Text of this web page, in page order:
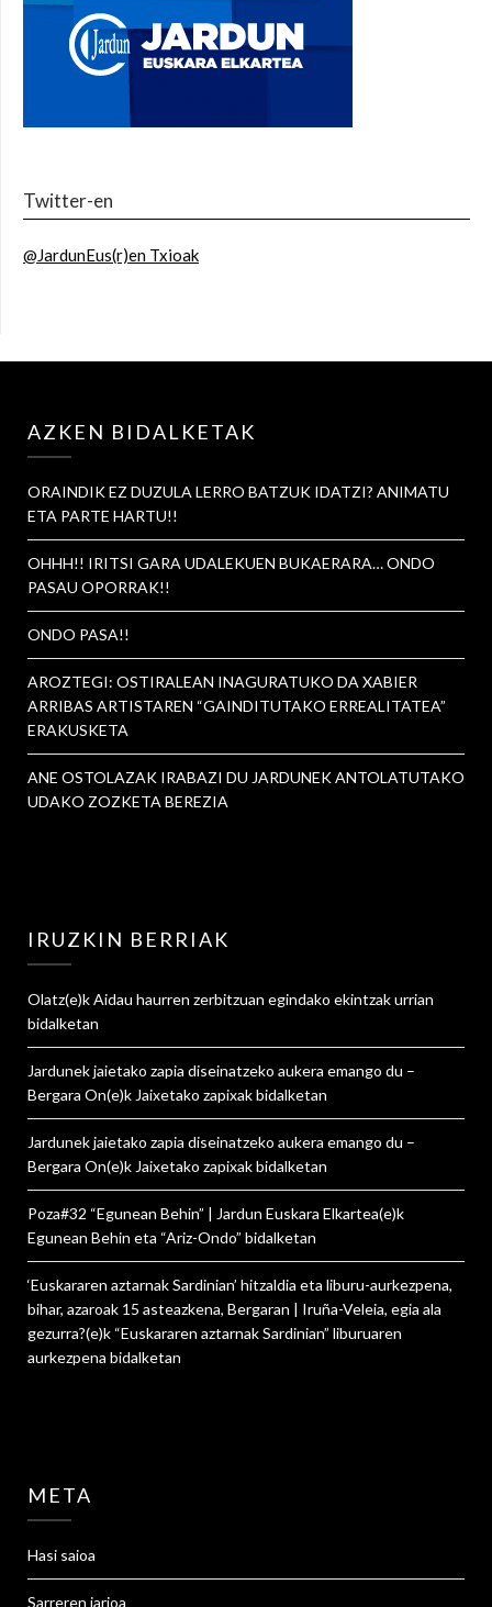
Twitter-en
@JardunEus(r)en Txioak
AZKEN BIDALKETAK
ORAINDIK EZ DUZULA LERRO BATZUK IDATZI? ANIMATU
ETA PARTE HARTU!!
OHHH!! IRITSI GARA UDALEKUEN BUKAERARA… ONDO
PASAU OPORRAK!!
ONDO PASA!!
AROZTEGI: OSTIRALEAN INAGURATUKO DA XABIER
ARRIBAS ARTISTAREN “GAINDITUTAKO ERREALITATEA”
ERAKUSKETA
ANE OSTOLAZAK IRABAZI DU JARDUNEK ANTOLATUTAKO
UDAKO ZOZKETA BEREZIA
IRUZKIN BERRIAK
Olatz(e)kAidau haurren zerbitzuan egindako ekintzak urrian
bidalketan
Jardunek jaietako zapia diseinatzeko aukera emango du –
Bergara On(e)k Jaixetako zapixakbidalketan
Jardunek jaietako zapia diseinatzeko aukera emango du –
Bergara On(e)k Jaixetako zapixakbidalketan
Poza#32 “Egunean Behin” | Jardun Euskara Elkartea(e)k
Egunean Behin eta “Ariz-Ondo” bidalketan
‘Euskararen aztarnak Sardinian’ hitzaldia eta liburu-aurkezpena,
bihar, azaroak 15 asteazkena, Bergaran | Iruña-Veleia, egia ala
gezurra?(e)k “Euskararen aztarnak Sardinian” liburuaren
aurkezpena bidalketan
META
Hasi saioa
Sarreren jarioa